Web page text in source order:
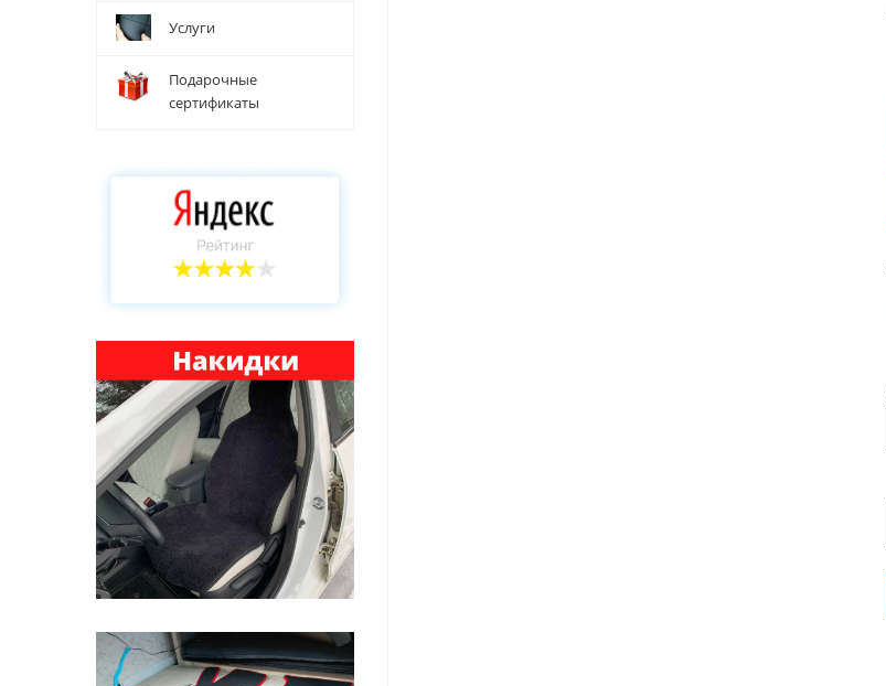
Услуги
Подарочные
сертификаты